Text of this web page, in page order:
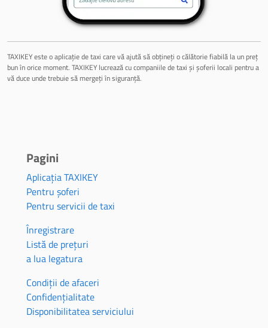
TAXIKEY este o aplicație de taxi care vă ajută să obțineți o călătorie fiabilă la un preț
bun în orice moment. TAXIKEY lucrează cu companiile de taxi și șoferii locali pentru a
vă duce unde trebuie să mergeți în siguranță.
Pagini
Aplicația TAXIKEY
Pentru șoferi
Pentru servicii de taxi
Înregistrare
Listă de prețuri
a lua legatura
Condiții de afaceri
Confidențialitate
Disponibilitatea serviciului